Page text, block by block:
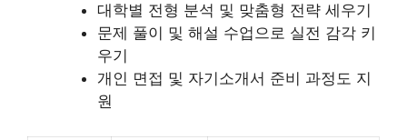
대학별 전형 분석 및 맞춤형 전략 세우기
문제 풀이 및 해설 수업으로 실전 감각 키
우기
개인 면접 및 자기소개서 준비 과정도 지
원